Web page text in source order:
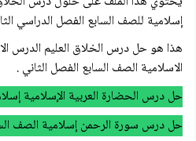
إسلامية للصف السابع الفصل الدراسي
هذا هو حل درس الخلاق العليم الدرس
الاسلامية الصف السابع الفصل الثاني .
حل درس الحضارة العربية الإسلامية
حل درس سورة الرحمن إسلامية الصف